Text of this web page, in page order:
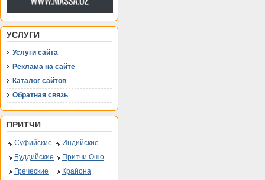
УСЛУГИ
Услуги сайта
Реклама на сайте
Каталог сайтов
Обратная связь
ПРИТЧИ
Суфийские
Индийские
Буддийские
Притчи Ошо
Греческие
Крайона